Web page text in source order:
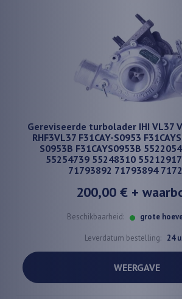
Gereviseerde turbolader IHI VL37
RHF3VL37 F31CAY-S0953
S0953B F31CAYS0953B
55254739 55248310
71793892 71793894
200,00 €+
Beschikbaarheid: grote
Leverdatum bestelling: 24
WEERGAVE